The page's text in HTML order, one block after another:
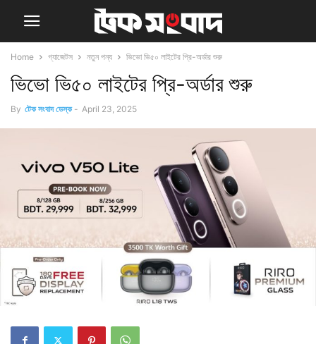
Home গ্যাজেটস নতুন পন্য ভিভো ভি৫০ লাইটের প্রি-অর্ডার শুরু
ভিভো ভি৫০ লাইটের প্রি-অর্ডার শুরু
By টেক সংবাদ ডেস্ক - April 23, 2025